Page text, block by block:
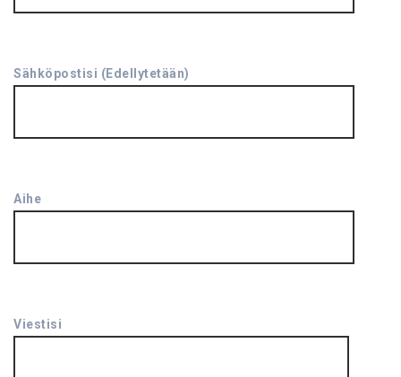
Sähköpostisi (Edellytetään)
Aihe
Viestisi